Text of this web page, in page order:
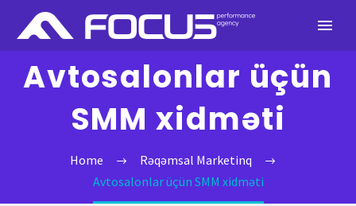
Avtosalonlar üçün
SMM xidməti
Home
Rəqəmsal Marketinq
Avtosalonlar üçün SMM xidməti